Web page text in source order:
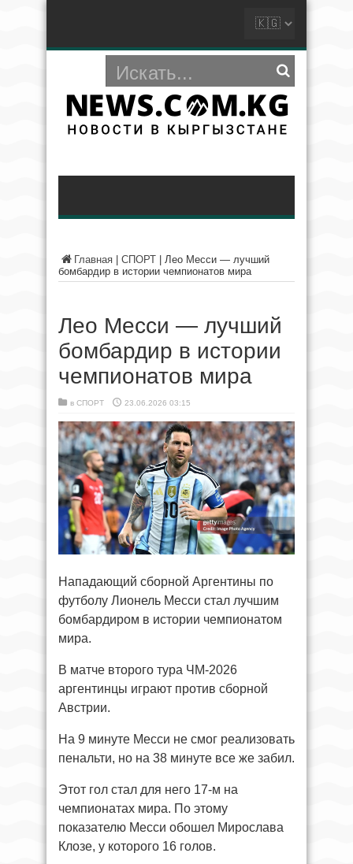
Главная СПОРТ
Лео Месси — лучший
бомбардир в истории чемпионатов мира
Лео Месси — лучший
бомбардир в истории
чемпионатов мира
в СПОРТ 23.06.2026 03:15
Нападающий сборной Аргентины по
футболу Лионель Месси стал лучшим
бомбардиром в истории чемпионатом
мира.
В матче второго тура ЧМ-2026
аргентинцы играют против сборной
Австрии.
На 9 минуте Месси не смог реализовать
пенальти, но на 38 минуте все же забил.
Этот гол стал для него 17-м на
чемпионатах мира. По этому
показателю Месси обошел Мирослава
Клозе, у которого 16 голов.